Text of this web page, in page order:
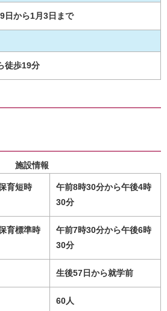
日から1月3日まで
徒歩19分
施設情報
育短時
午前8時30分から午後4時
30分
育標準時
午前7時30分から午後6時
30分
生後57日から就学前
60人